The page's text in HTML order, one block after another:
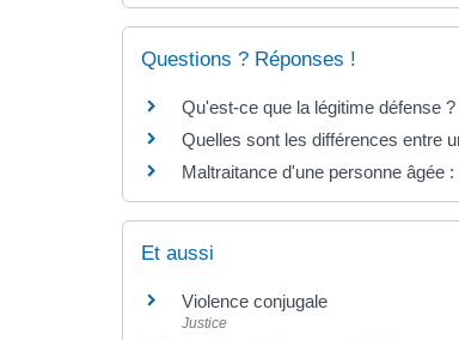
Questions ? Réponses !
Qu'est-ce que la légitime défense ?
Quelles sont les différences entre
Maltraitance d'une personne âgée :
Et aussi
Violence conjugale
Justice